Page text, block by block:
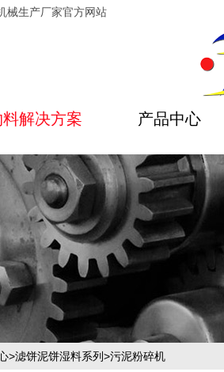
械生产厂家官方网站
解决方案 产品中心
>滤饼泥饼湿料系列>污泥粉碎机